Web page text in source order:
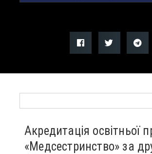
Акредитація освітньої
«Медсестринство» за